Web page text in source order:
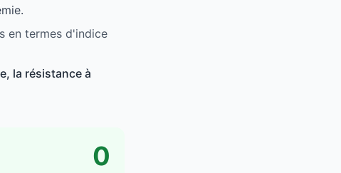
en termes d'indice
la résistance à
0